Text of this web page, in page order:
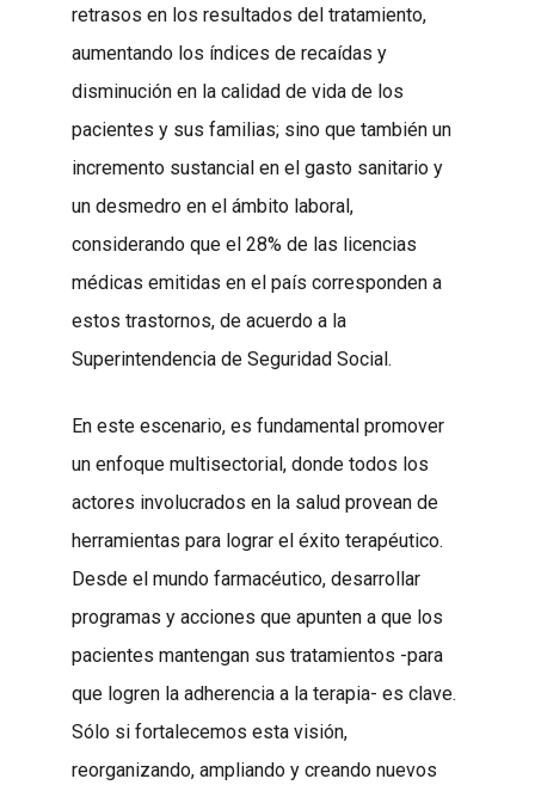
retrasos en los resultados del tratamiento,
aumentando los índices de recaídas y
disminución en la calidad de vida de los
pacientes y sus familias; sino que también un
incremento sustancial en el gasto sanitario y
un desmedro en el ámbito laboral,
considerando que el 28% de las licencias
médicas emitidas en el país corresponden a
estos trastornos, de acuerdo a la
Superintendencia de Seguridad Social.
En este escenario, es fundamental promover
un enfoque multisectorial, donde todos los
actores involucrados en la salud provean de
herramientas para lograr el éxito terapéutico.
Desde el mundo farmacéutico, desarrollar
programas y acciones que apunten a que los
pacientes mantengan sus tratamientos -para
que logren la adherencia a la terapia- es clave.
Sólo si fortalecemos esta visión,
reorganizando, ampliando y creando nuevos